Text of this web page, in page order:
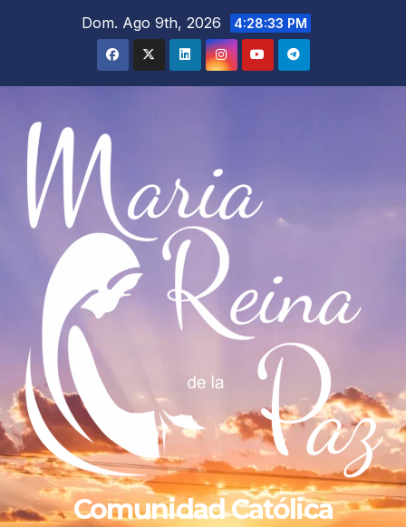
Dom. Ago 9th, 2026 4:28:34 PM
Comunidad Católica